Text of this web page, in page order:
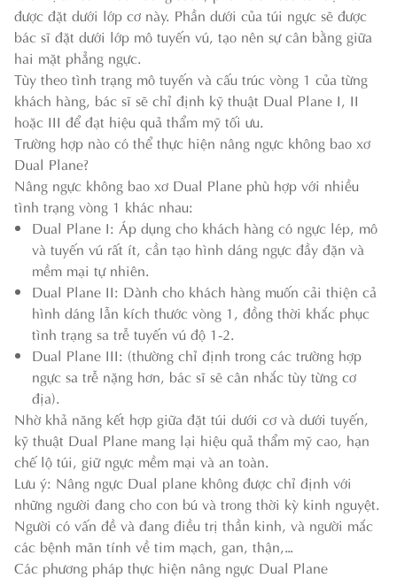
được đặt dưới lớp cơ này. Phần dưới của túi ngực sẽ được
bác sĩ đặt dưới lớp mô tuyến vú, tạo nên sự cân bằng giữa
hai mặt phẳng ngực.
Tùy theo tình trạng mô tuyến và cấu trúc vòng 1 của từng
khách hàng, bác sĩ sẽ chỉ định kỹ thuật Dual Plane I, II
hoặc III để đạt hiệu quả thẩm mỹ tối ưu.
Trường hợp nào có thể thực hiện nâng ngực không bao xơ
Dual Plane?
Nâng ngực không bao xơ Dual Plane phù hợp với nhiều
tình trạng vòng 1 khác nhau:
Dual Plane I: Áp dụng cho khách hàng có ngực lép, mô
và tuyến vú rất ít, cần tạo hình dáng ngực đầy đặn và
mềm mại tự nhiên.
Dual Plane II: Dành cho khách hàng muốn cải thiện cả
hình dáng lẫn kích thước vòng 1, đồng thời khắc phục
tình trạng sa trễ tuyến vú độ 1-2.
Dual Plane III: (thường chỉ định trong các trường hợp
ngực sa trễ nặng hơn, bác sĩ sẽ cân nhắc tùy từng cơ
địa).
Nhờ khả năng kết hợp giữa đặt túi dưới cơ và dưới tuyến,
kỹ thuật Dual Plane mang lại hiệu quả thẩm mỹ cao, hạn
chế lộ túi, giữ ngực mềm mại và an toàn.
Lưu ý: Nâng ngực Dual plane không được chỉ định với
những người đang cho con bú và trong thời kỳ kinh nguyệt.
Người có vấn đề và đang điều trị thần kinh, và người mắc
các bệnh mãn tính về tim mạch, gan, thận,…
Các phương pháp thực hiện nâng ngực Dual Plane